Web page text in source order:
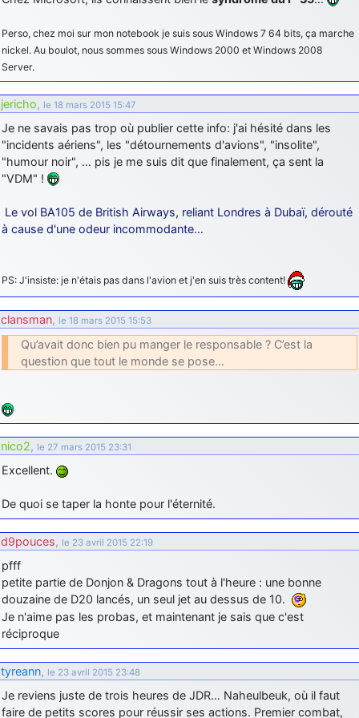
d9pouces: mais tu peux tenter l'un des rares lycées militaires
comme le Prytanée dans la Sarthe, ça ne peut pas faire de mal !
scientifique, tu as donc encore un peu de temps devant toi
yaellerigolow: bonjour a tous je suis un élève de première
passionnée par l'aviation militaire , pourrais je savoir que faire après
le lycée pour s'orienter et pouvoir devenir officier de l'armée de l'air?
d9pouces
mahmoud: bonsoir, très instructif ce site .mais nous aimerions avoir
les photo des anciens appareils de l'armée de l'air de la haute -volta
: Pour moi tout est à nouveau OK dirait-on… Merci à toi.
d9pouces: En espérant n’avoir coupé les accessoires de personne
au passage !
d9pouces: j'ai trouvé un palliatif un peu violent, mais ça devrait aller
un peu mieux
jericho
d9pouces: Désolé ! Mon filtrage a été un peu trop violent
manifestement
tout voir
Perso, chez moi sur mon notebook je suis sous Windows 7 64 bits, ça marche
nickel. Au boulot, nous sommes sous Windows 2000 et Windows 2008
Server.
jericho, le 18 mars 2015 15:47
Je ne savais pas trop où publier cette info: j'ai hésité dans les
"incidents aériens", les "détournements d'avions", "insolite",
"humour noir", … pis je me suis dit que finalement, ça sent la
"VDM" !
Le vol BA105 de British Airways, reliant Londres à Dubaï, dérouté
à cause d'une odeur incommodante…
PS: J'insiste: je n'étais pas dans l'avion et j'en suis très content!
clansman, le 18 mars 2015 15:53
Qu’avait donc bien pu manger le responsable ? C’est la
question que tout le monde se pose…
nico2, le 27 mars 2015 23:31
Excellent.
De quoi se taper la honte pour l'éternité.
d9pouces, le 23 avril 2015 22:19
pfff
petite partie de Donjon & Dragons tout à l'heure : une bonne
douzaine de D20 lancés, un seul jet au dessus de 10.
Je n'aime pas les probas, et maintenant je sais que c'est
réciproque
tyreann, le 23 avril 2015 23:48
Je reviens juste de trois heures de JDR… Naheulbeuk, où il faut
faire de petits scores pour réussir ses actions. Premier combat,